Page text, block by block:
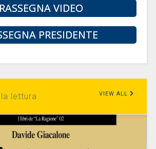
RASSEGNA VIDEO
PRESIDENTE
lettura VIEW ALL